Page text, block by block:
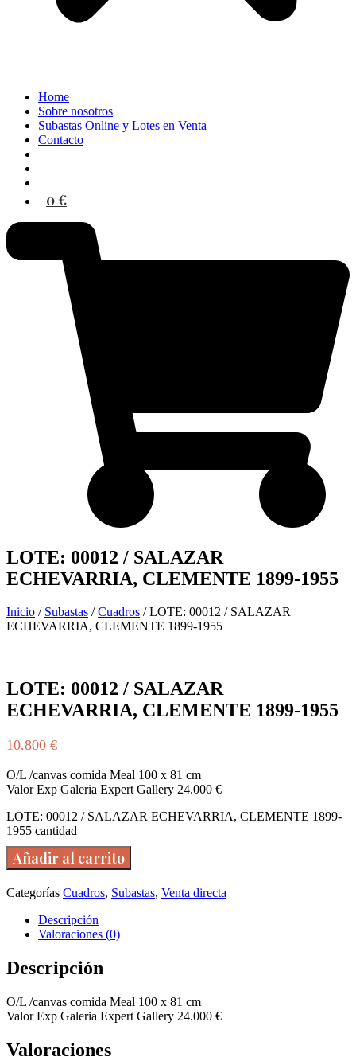
Home
Sobre nosotros
Subastas Online y Lotes en Venta
Contacto
0 €
LOTE: 00012 / SALAZAR
ECHEVARRIA, CLEMENTE 1899-1955
Inicio / Subastas /Cuadros / LOTE: 00012 / SALAZAR
ECHEVARRIA, CLEMENTE 1899-1955
LOTE: 00012 / SALAZAR
ECHEVARRIA, CLEMENTE 1899-1955
10.800 €
O/L /canvas comida Meal 100 x 81 cm
Valor Exp Galeria Expert Gallery 24.000 €
LOTE: 00012 / SALAZAR ECHEVARRIA, CLEMENTE 1899-
1955 cantidad
Añadir al carrito
Categorías Cuadros, Subastas, Venta directa
Descripción
Valoraciones (0)
Descripción
O/L /canvas comida Meal 100 x 81 cm
Valor Exp Galeria Expert Gallery 24.000 €
Valoraciones